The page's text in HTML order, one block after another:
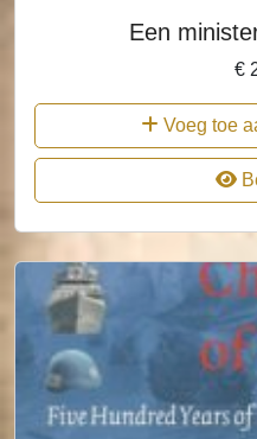
Een
€
Voeg toe